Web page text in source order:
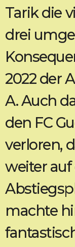
Tarik die
drei
2022 der
A. Auch
den FC
verloren,
weiter
machte